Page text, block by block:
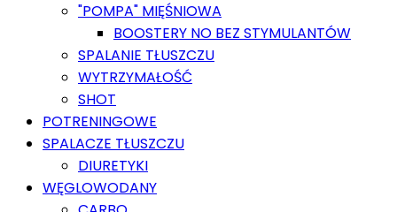
"POMPA" MIĘŚNIOWA
BOOSTERY NO BEZ STYMULANTÓW
SPALANIE TŁUSZCZU
WYTRZYMAŁOŚĆ
SHOT
POTRENINGOWE
SPALACZE TŁUSZCZU
DIURETYKI
WĘGLOWODANY